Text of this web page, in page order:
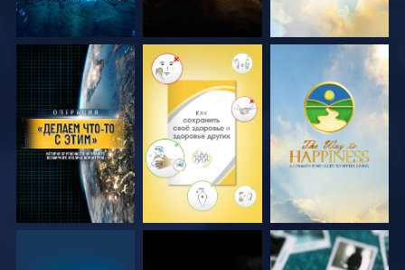
СМОТРЕТЬ СМОТРЕТЬ СМОТРЕТЬ